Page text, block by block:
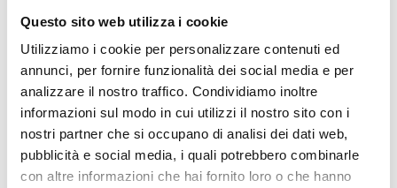
Questo sito web utilizza i cookie
Utilizziamo i cookie per personalizzare contenuti ed
annunci, per fornire funzionalità dei social media e per
analizzare il nostro traffico. Condividiamo inoltre
informazioni sul modo in cui utilizzi il nostro sito con i
nostri partner che si occupano di analisi dei dati web,
pubblicità e social media, i quali potrebbero combinarle
con altre informazioni che hai fornito loro o che hanno
Save my name, email, and website in this
browser for the next time I comment.